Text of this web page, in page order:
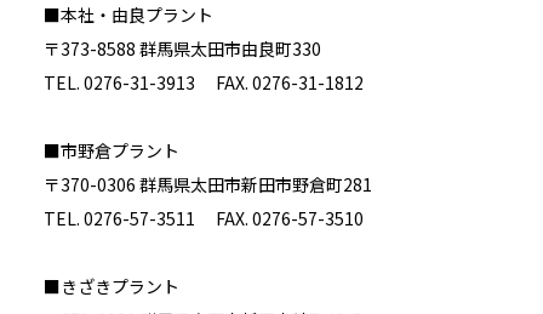
■本社・由良プラント
〒373-8588 群馬県太田市由良町330
TEL. 0276-31-3913 FAX. 0276-31-1812
■市野倉プラント
〒370-0306 群馬県太田市新田市野倉町281
TEL. 0276-57-3511 FAX. 0276-57-3510
■きざきプラント